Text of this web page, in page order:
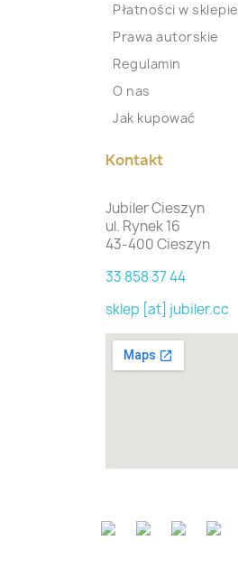
Płatności w sklepie
Prawa autorskie
Regulamin
O nas
Jak kupować
Kontakt
Jubiler Cieszyn
ul. Rynek 16
43-400 Cieszyn
33 858 37 44
sklep [at] jubiler.cc